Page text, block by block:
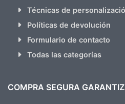
Técnicas de
Políticas de devolución
Formulario de contacto
Todas las categorías
COMPRA SEGURA